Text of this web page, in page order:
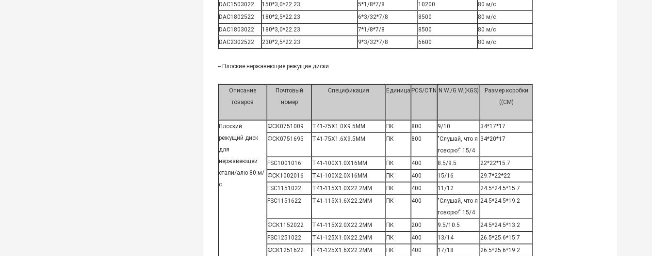
DAC1503022
150*3,0*22.23 5*1/8*7/8 10200
80 м/с
DAC1802522
180*2,5*22.23 6*3/32*7/8 8500
80 м/с
DAC1803022
180*3,0*22.23 7*1/8*7/8 8500
80 м/с
DAC2302522
230*2,5*22.23 9*3/32*7/8 6600 80 м/с
-- Плоские нержавеющие режущие диски
Описание
товаров
Почтовый
номер
Спецификация Единица PCS/CTN N.W./G.W.(KGS)
Размер коробки
((CM)
Плоский
режущий диск
для
нержавеющей
стали/алю 80 м/
с
ФСК0751009 T41-75X1.0X9.5MM ПК 800 9/10
34*17*17
ФСК0751695
T41-75X1.6X9.5MM ПК 800
"Слушай, что я
говорю!" 15/4
34*20*17
FSC1001016 T41-100X1.0X16MM ПК 400 8.5/9.5
22*22*15.7
ФСК1002016
T41-100X2.0X16MM ПК 400 15/16
29.7*22*22
FSC1151022
T41-115X1.0X22.2MM ПК 400 11/12
24.5*24.5*15.7
FSC1151622
T41-115X1.6X22.2MM ПК 400
"Слушай, что я
говорю!" 15/4
24.5*24.5*19.2
ФСК1152022 T41-115X2.0X22.2MM ПК 200 9.5/10.5
24.5*24.5*13.2
FSC1251022
T41-125X1.0X22.2MM ПК 400 13/14
26.5*25.6*15.7
ФСК1251622
T41-125X1.6X22.2MM ПК 400 17/18
26.5*25.6*19.2